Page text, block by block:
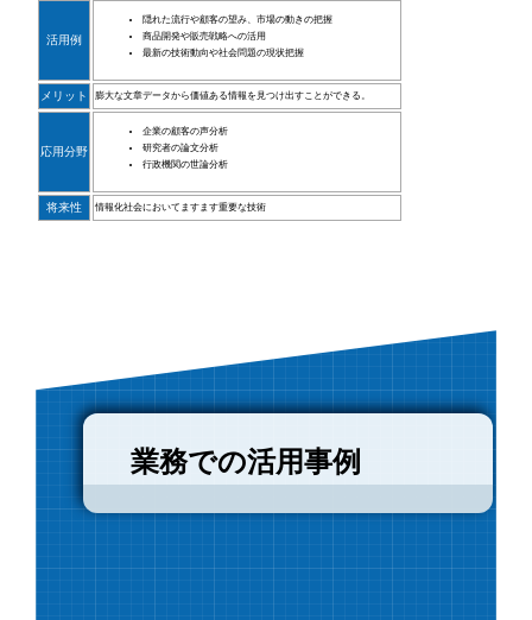
活用例
隠れた流行や顧客の望み、市場の動きの把握
商品開発や販売戦略への活用
最新の技術動向や社会問題の現状把握
メリット 膨大な文章データから価値ある情報を見つけ出すことができる。
応用分野
企業の顧客の声分析
研究者の論文分析
行政機関の世論分析
将来性 情報化社会においてますます重要な技術
業務での活用事例